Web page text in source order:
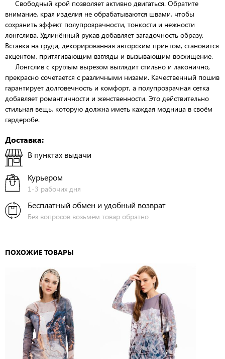
Свободный крой позволяет активно двигаться. Обратите
внимание, края изделия не обрабатываются швами, чтобы
сохранить эффект полупрозрачности, тонкости и нежности
лонгслива. Удлинённый рукав добавляет загадочность образу.
Вставка на груди, декорированная авторским принтом, становится
акцентом, притягивающим взгляды и вызывающим восхищение.
Лонгслив с круглым вырезом выглядит стильно и лаконично,
прекрасно сочетается с различными низами. Качественный пошив
гарантирует долговечность и комфорт, а полупрозрачная сетка
добавляет романтичности и женственности. Это действительно
стильная вещь, которую должна иметь каждая модница в своём
гардеробе.
Доставка:
В пунктах выдачи
Курьером
1-3 рабочих дня
Бесплатный обмен и удобный возврат
Без вопросов возьмём товар обратно
ПОХОЖИЕ ТОВАРЫ